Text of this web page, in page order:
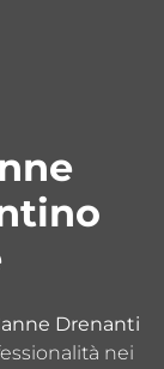
Drenanti
nei